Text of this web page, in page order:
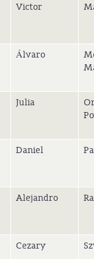
Victor
Álvaro
Julia
Daniel
Alejandro
Cezary